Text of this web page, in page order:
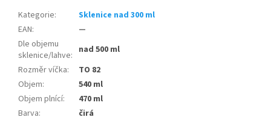
Kategorie:
Sklenice nad 300 ml
EAN:
—
Dle objemu
sklenice/lahve: nad 500 ml
Rozměr víčka:
TO 82
Objem:
540 ml
Objem plnící:
470 ml
Barva:
čirá